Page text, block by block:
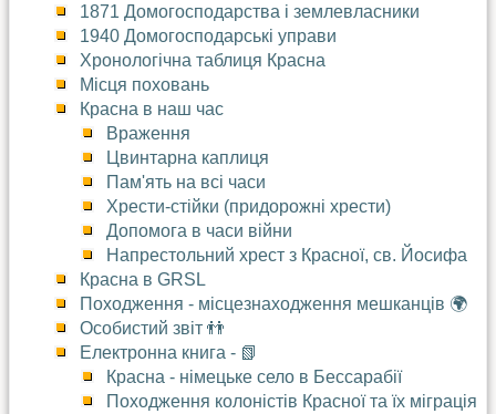
1871 Домогосподарства і землевласники
1940 Домогосподарські управи
Хронологічна таблиця Красна
Місця поховань
Красна в наш час
Враження
Цвинтарна каплиця
Пам'ять на всі часи
Хрести-стійки (придорожні хрести)
Допомога в часи війни
Напрестольний хрест з Красної, св. Йосифа
Красна в GRSL
Походження - місцезнаходження мешканців 🌍
Особистий звіт 👬
Електронна книга - 📗
Красна - німецьке село в Бессарабії
Походження колоністів Красної та їх міграція